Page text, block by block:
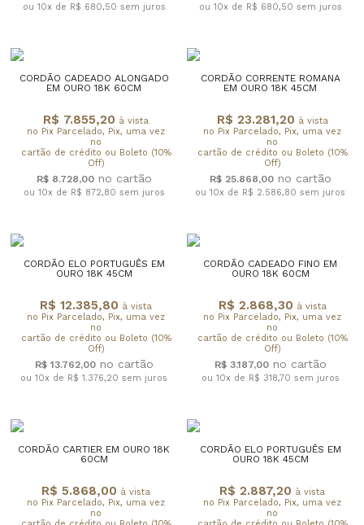
ou 10x de R$ 680,50 sem juros ou 10x de R$ 680,50 sem juros
CORDÃO CADEADO ALONGADO
EM OURO 18K 60CM
R$ 7.855,20 à vista
no Pix Parcelado, Pix, uma vez
no
cartão de crédito ou Boleto (10%
Off)
R$ 8.728,00
ou 10x de R$ 872,80 sem juros
CORDÃO CORRENTE ROMANA
EM OURO 18K 45CM
R$ 23.281,20 à vista
no Pix Parcelado, Pix, uma vez
no
cartão de crédito ou Boleto (10%
Off)
R$ 25.868,00
ou 10x de R$ 2.586,80 sem juros
CORDÃO ELO PORTUGUÊS EM
OURO 18K 45CM
R$ 12.385,80 à vista
no Pix Parcelado, Pix, uma vez
no
cartão de crédito ou Boleto (10%
Off)
R$ 13.762,00
ou 10x de R$ 1.376,20 sem juros
CORDÃO CADEADO FINO EM
OURO 18K 60CM
R$ 2.868,30 à vista
no Pix Parcelado, Pix, uma vez
no
cartão de crédito ou Boleto (10%
Off)
R$ 3.187,00
ou 10x de R$ 318,70 sem juros
CORDÃO CARTIER EM OURO 18K
60CM
R$ 5.868,00 à vista
no Pix Parcelado, Pix, uma vez
no
CORDÃO ELO PORTUGUÊS EM
OURO 18K 45CM
R$ 2.887,20 à vista
no Pix Parcelado, Pix, uma vez
no